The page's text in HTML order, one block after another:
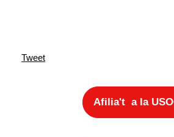
Tweet
Afilia't a la